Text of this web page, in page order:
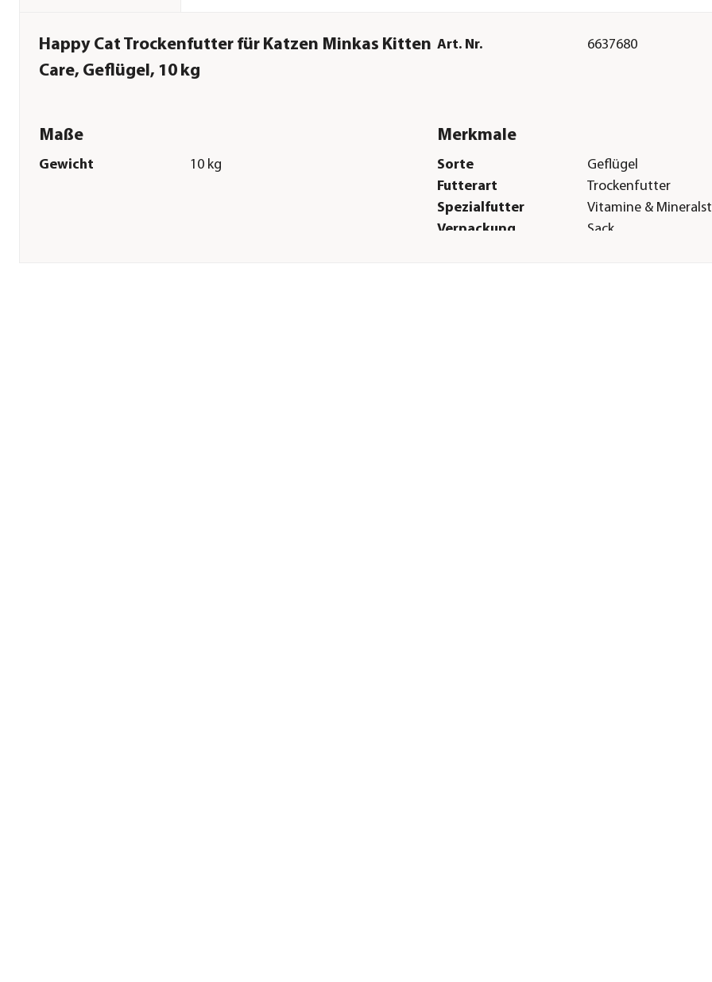
Happy Cat Trockenfutter für Katzen Minkas Kitten
Care, Geflügel, 10 kg
Art. Nr. 6637680
Maße
Gewicht 10 kg
Merkmale
Sorte
Geflügel
Futterart
Trockenfutter
Spezialfutter
Vitamine &
Verpackung
Sack